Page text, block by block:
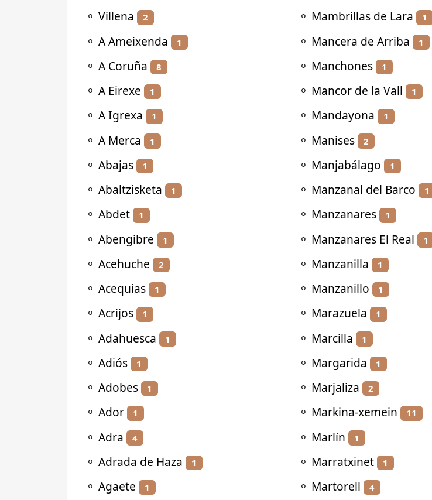
⚬ Villena 2
⚬ A Ameixenda 1
⚬ A Coruña 8
⚬ A Eirexe 1
⚬ A Igrexa 1
⚬ A Merca 1
⚬ Abajas 1
⚬ Abaltzisketa 1
⚬ Abdet 1
⚬ Abengibre 1
⚬ Acehuche 2
⚬ Acequias 1
⚬ Acrijos 1
⚬ Adahuesca 1
⚬ Adiós 1
⚬ Adobes 1
⚬ Ador 1
⚬ Adra 4
⚬ Adrada de Haza 1
⚬ Agaete 1
⚬ Mambrillas de Lara 1
⚬ Mancera de Arriba 1
⚬ Manchones 1
⚬ Mancor de la Vall 1
⚬ Mandayona 1
⚬ Manises 2
⚬ Manjabálago 1
⚬ Manzanal del Barco 1
⚬ Manzanares 1
⚬ Manzanares El Real 1
⚬ Manzanilla 1
⚬ Manzanillo 1
⚬ Marazuela 1
⚬ Marcilla 1
⚬ Margarida 1
⚬ Marjaliza 2
⚬ Markina-xemein 11
⚬ Marlín 1
⚬ Marratxinet 1
⚬ Martorell 4